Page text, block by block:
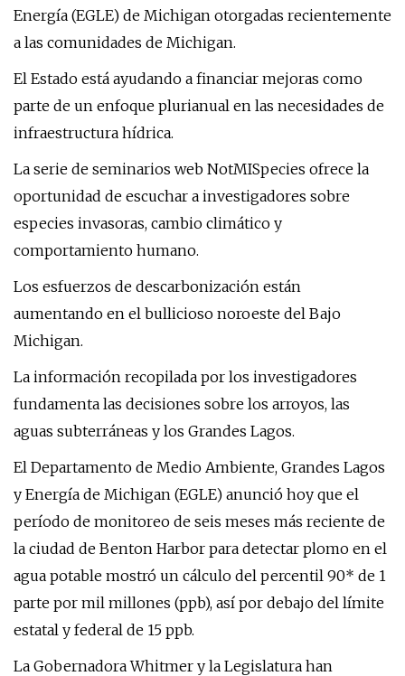
Energía (EGLE) de Michigan otorgadas recientemente
a las comunidades de Michigan.
El Estado está ayudando a financiar mejoras como
parte de un enfoque plurianual en las necesidades de
infraestructura hídrica.
La serie de seminarios web NotMISpecies ofrece la
oportunidad de escuchar a investigadores sobre
especies invasoras, cambio climático y
comportamiento humano.
Los esfuerzos de descarbonización están
aumentando en el bullicioso noroeste del Bajo
Michigan.
La información recopilada por los investigadores
fundamenta las decisiones sobre los arroyos, las
aguas subterráneas y los Grandes Lagos.
El Departamento de Medio Ambiente, Grandes Lagos
y Energía de Michigan (EGLE) anunció hoy que el
período de monitoreo de seis meses más reciente de
la ciudad de Benton Harbor para detectar plomo en el
agua potable mostró un cálculo del percentil 90* de 1
parte por mil millones (ppb), así por debajo del límite
estatal y federal de 15 ppb.
La Gobernadora Whitmer y la Legislatura han